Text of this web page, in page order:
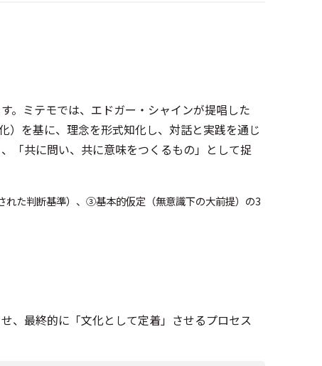
。ミテモでは、エドガー・シャインが提唱した
）を基に、理念を形式知化し、対話と実践を通じ
「共に問い、共に意味をつくるもの」として捉
た判断基準）、➂基本的仮定（無意識下の大前提）の3
、最終的に「文化として定着」させるプロセス